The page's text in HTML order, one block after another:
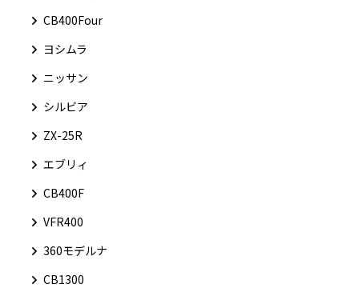
CB400Four
ヨシムラ
ニッサン
シルビア
ZX-25R
エブリィ
CB400F
VFR400
360モデルナ
CB1300